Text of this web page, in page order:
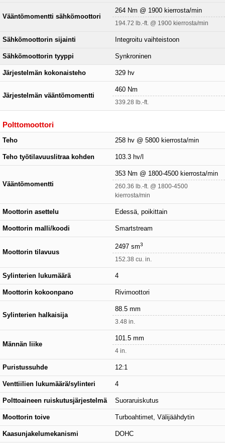
Vääntömomentti sähkömoottori
264 Nm @ 1900 kierrosta/min
194.72 lb.-ft. @ 1900 kierrosta/min
Sähkömoottorin sijainti Integroitu vaihteistoon
Sähkömoottorin tyyppi Synkroninen
Järjestelmän kokonaisteho 329 hv
Järjestelmän vääntömomentti
460 Nm
339.28 lb.-ft.
Polttomoottori
Teho 258 hv @ 5800 kierrosta/min
Teho työtilavuuslitraa kohden 103.3 hv/l
Vääntömomentti
353 Nm @ 1800-4500 kierrosta/min
260.36 lb.-ft. @ 1800-4500
kierrosta/min
Moottorin asettelu Edessä, poikittain
Moottorin malli/koodi Smartstream
Moottorin tilavuus
2497 sm3
152.38 cu. in.
Sylinterien lukumäärä 4
Moottorin kokoonpano Rivimoottori
Sylinterien halkaisija
88.5 mm
3.48 in.
Männän liike
101.5 mm
4 in.
Puristussuhde 12:1
Venttiilien lukumäärä/sylinteri 4
Polttoaineen ruiskutusjärjestelmä Suoraruiskutus
Moottorin toive Turboahtimet, Välijäähdytin
Kaasunjakelumekanismi DOHC